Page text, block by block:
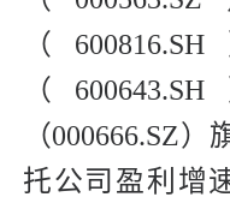
（
（
（000666.SZ
托公司盈利增